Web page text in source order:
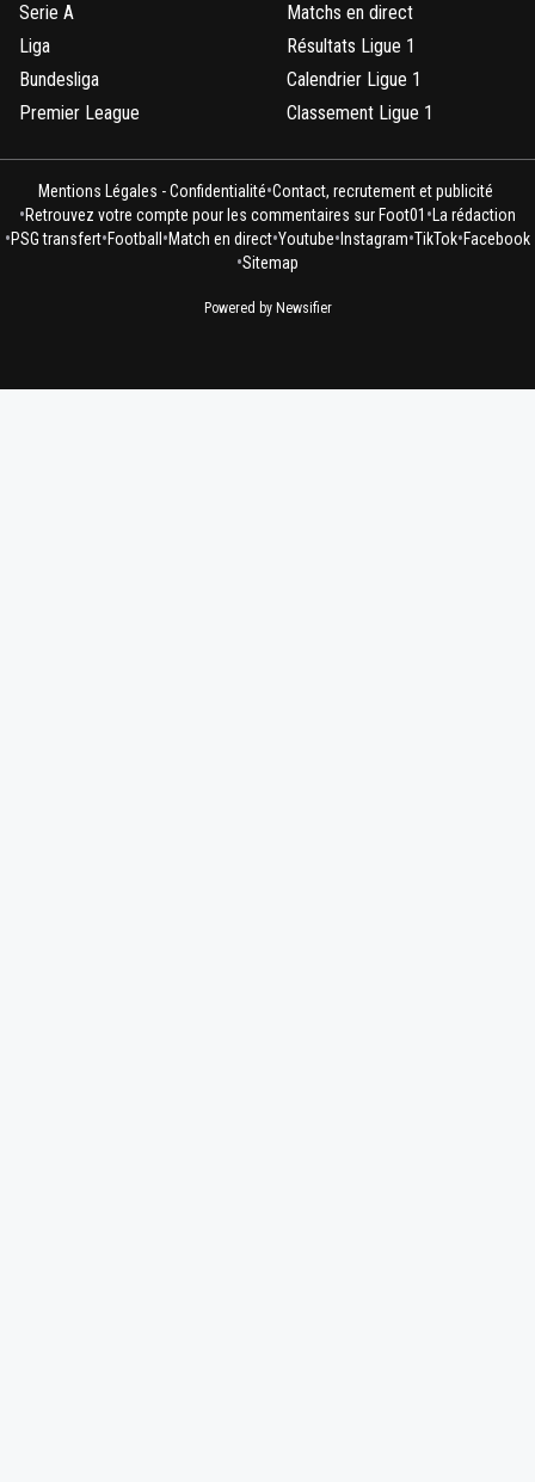
Serie A
Liga
Bundesliga
Premier League
Matchs en direct
Résultats Ligue 1
Calendrier Ligue 1
Classement Ligue 1
Mentions Légales - Confidentialité•Contact, recrutement et publicité
•Retrouvez votre compte pour les commentaires sur Foot01 •La rédaction
•PSG transfert•Football •Match en direct•Youtube• Instagram•TikTok•Facebook
•Sitemap
Powered by Newsifier